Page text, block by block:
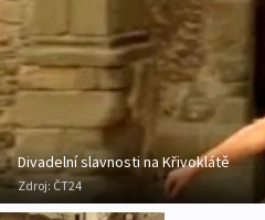
Divadelní slavnosti na Křivoklátě
Zdroj:ČT24